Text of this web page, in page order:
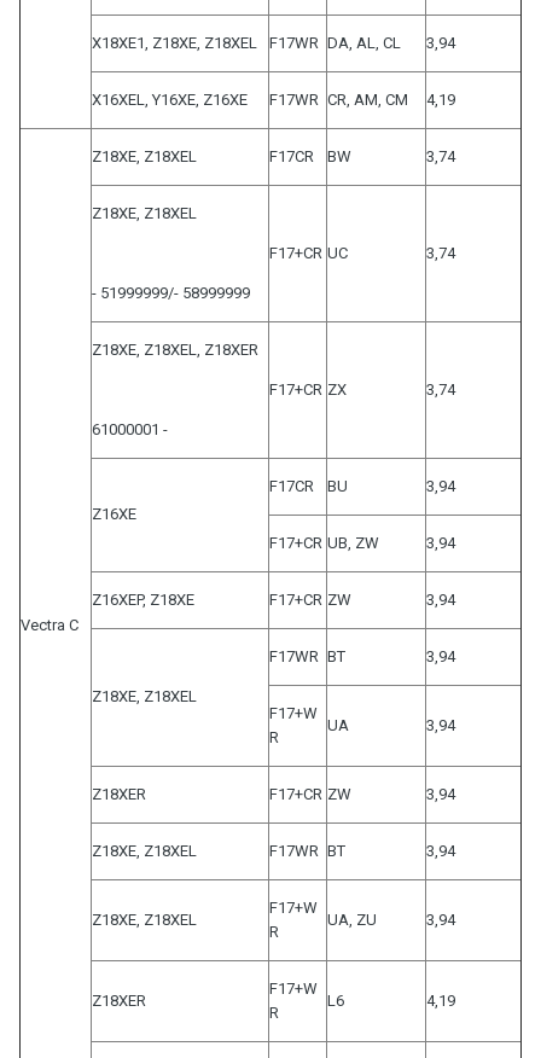
X18XE1, Z18XE, Z18XEL F17WR DA, AL, CL 3,94
X16XEL, Y16XE, Z16XE F17WR CR, AM, CM 4,19
Vectra C
Z18XE, Z18XEL F17CR BW 3,74
Z18XE, Z18XEL
- 51999999/- 58999999
F17+CR UC 3,74
Z18XE, Z18XEL, Z18XER
61000001 -
F17+CR ZX 3,74
Z16XE
F17CR BU 3,94
F17+CR UB, ZW 3,94
Z16XEP, Z18XE F17+CR ZW 3,94
Z18XE, Z18XEL
F17WR BT 3,94
F17+W
R
UA 3,94
Z18XER F17+CR ZW 3,94
Z18XE, Z18XEL F17WR BT 3,94
Z18XE, Z18XEL
F17+W
R
UA, ZU 3,94
Z18XER
F17+W
R
L6 4,19